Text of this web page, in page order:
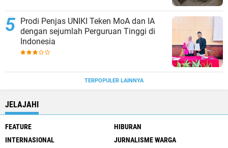
Prodi Penjas UNIKI Teken MoA dan IA
dengan sejumlah Perguruan Tinggi di
Indonesia
TERPOPULER LAINNYA
JELAJAHI
FEATURE
HIBURAN
INTERNASIONAL
JURNALISME WARGA